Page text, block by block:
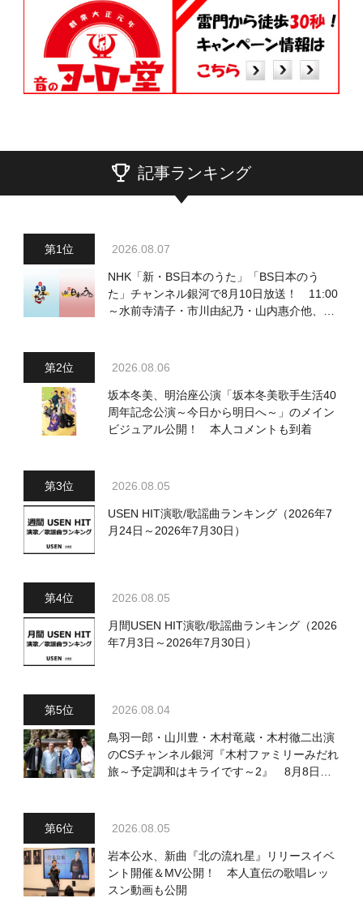
記事ランキング
2026.08.07
NHK「新・BS日本のうた」「BS日本のう
た」チャンネル銀河で8月10日放送！ 11:00
～水前寺清子・市川由紀乃・山内惠介他、
2026.08.06
坂本冬美、明治座公演「坂本冬美歌手生活40
周年記念公演～今日から明日へ～」のメイン
ビジュアル公開！ 本人コメントも到着
2026.08.05
USEN HIT演歌/歌謡曲ランキング（2026年7
月24日～2026年7月30日）
2026.08.05
月間USEN HIT演歌/歌謡曲ランキング（2026
年7月3日～2026年7月30日）
2026.08.04
鳥羽一郎・山川豊・木村竜蔵・木村徹二出演
のCSチャンネル銀河『木村ファミリーみだれ
旅～予定調和はキライです～2』 8月8日
2026.08.05
岩本公水、新曲『北の流れ星』リリースイベ
ント開催＆MV公開！ 本人直伝の歌唱レッ
スン動画も公開